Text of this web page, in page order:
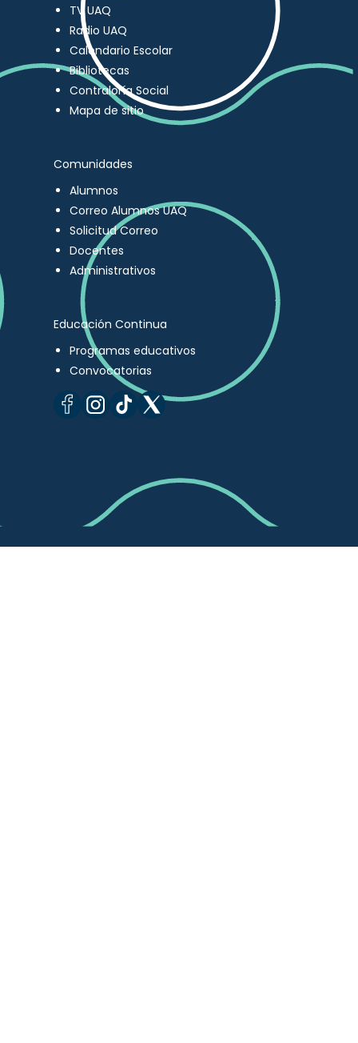
TV UAQ
Radio UAQ
Calendario Escolar
Bibliotecas
Contraloría Social
Mapa de sitio
Comunidades
Alumnos
Correo Alumnos UAQ
Solicitud Correo
Docentes
Administrativos
Educación Continua
Programas educativos
Convocatorias